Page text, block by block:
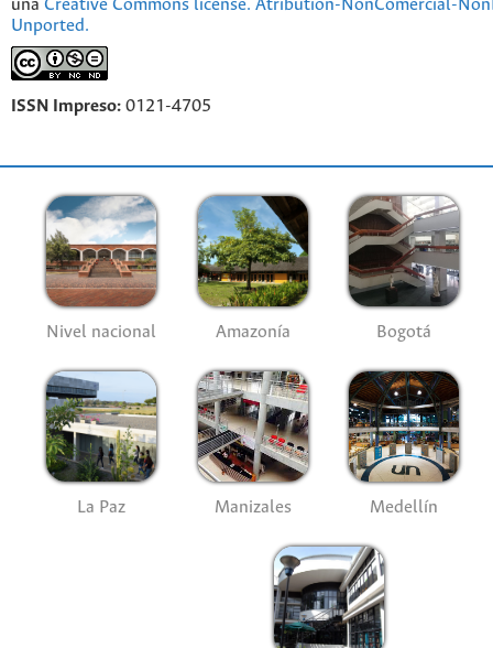
una Creative Commons license. Atribution-NonComercial-
Unported.
ISSN Impreso: 0121-4705
Nivel nacional Amazonía Bogotá
La Paz Manizales Medellín